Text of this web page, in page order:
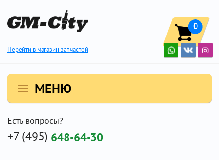
Перейти в магазин запчастей
0
МЕНЮ
Есть вопросы?
+7 (495) 648-64-30